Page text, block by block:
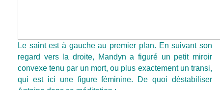
Le saint est à gauche au premier plan. En suivant son
regard vers la droite, Mandyn a figuré un petit miroir
convexe tenu par un mort, ou plus exactement un transi,
qui est ici une figure féminine. De quoi déstabiliser